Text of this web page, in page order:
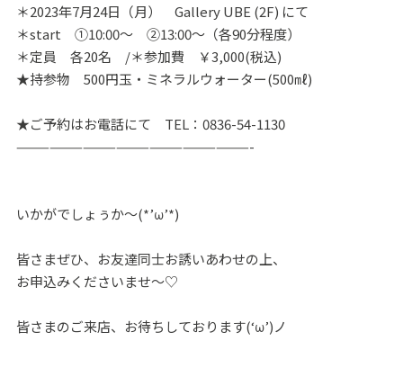
＊2023年7月24日（月） Gallery UBE (2F) にて
＊start ①10:00～ ②13:00～（各90分程度）
＊定員 各20名 /＊参加費 ￥3,000(税込)
★持参物 500円玉・ミネラルウォーター(500㎖)
★ご予約はお電話にて TEL：0836-54-1130
—————————————————————-
いかがでしょぅか～(*’ω’*)
皆さまぜひ、お友達同士お誘いあわせの上、
お申込みくださいませ～♡
皆さまのご来店、お待ちしております(‘ω’)ノ